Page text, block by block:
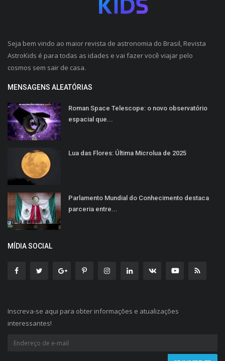
Seja bem vindo ao maior revista de astronomia do Brasil, Revista
AstroKids é para todas as idades e vai fazer você viajar pelo
cosmos sem sair de casa.
MENSAGENS ALEATÓRIAS
Roman Space Telescope: o novo observatório
espacial que...
Lua das Flores: Última Microlua de 2025
Parlamento Mundial do Conhecimento destaca
parceria entre...
MÍDIA SOCIAL
Inscreva-se aqui para obter informações e atualizações
interessantes!